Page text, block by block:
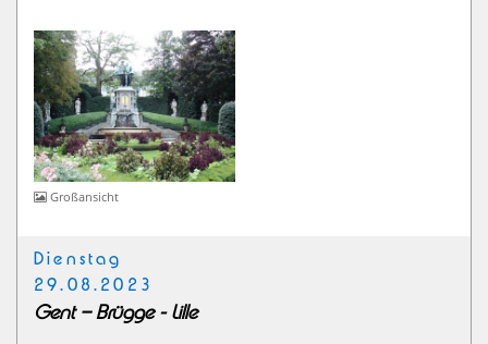
Großansicht
Dienstag
29.08.2023
Gent – Brügge - Lille